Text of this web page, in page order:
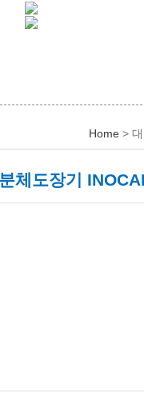
Home >
체도장기